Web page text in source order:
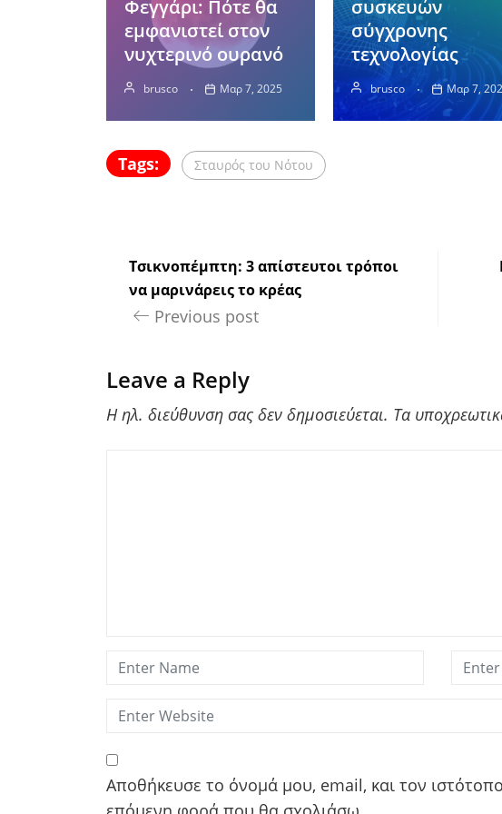
Φεγγάρι: Πότε θα
εμφανιστεί στον
νυχτερινό ουρανό
brusco Μαρ 7, 2025
συσκευών
σύγχρονης
τεχνολογίας
brusco Μαρ 7,
Tags: Σταυρός του Νότου
Τσικνοπέμπτη: 3 απίστευτοι τρόποι
να μαρινάρεις το κρέας
Previous post
Leave a Reply
Η ηλ. διεύθυνση σας δεν δημοσιεύεται. Τα
Αποθήκευσε το όνομά μου, email, και τον